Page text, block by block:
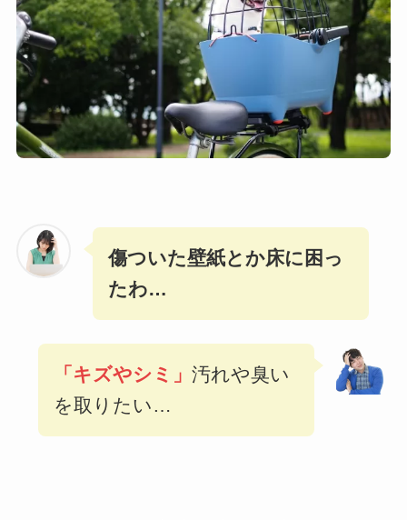
傷ついた壁紙とか床に困っ
たわ…
「キズやシミ」 汚れや臭い
を取りたい…